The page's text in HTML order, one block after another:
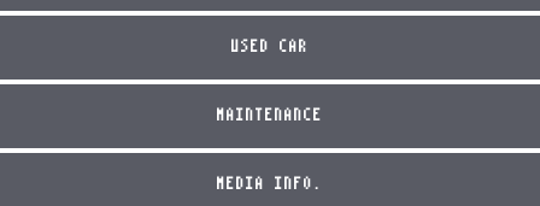
USED CAR
MAINTENANCE
MEDIA INFO.